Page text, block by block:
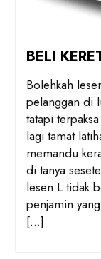
BELI
Bolehkah
pelanggan di
tatapi
lagi tamat
memandu
di tanya
lesen L tidak
penjamin
[…]